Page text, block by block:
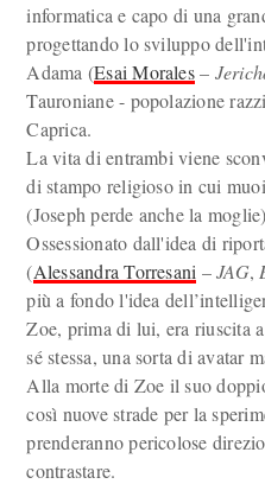
informatica e capo di una
progettando lo sviluppo
Adama (Esai Morales–
Tauroniane - popolazione
Caprica.
La vita di entrambi viene
di stampo religioso in cui
(Joseph perde anche la
Ossessionato dall'idea di
(Alessandra Torresani –JAG,
più a fondo l'idea
Zoe, prima di lui, era riuscita
sé stessa, una sorta di avatar
Alla morte di Zoe il suo
così nuove strade per la
prenderanno pericolose
contrastare.